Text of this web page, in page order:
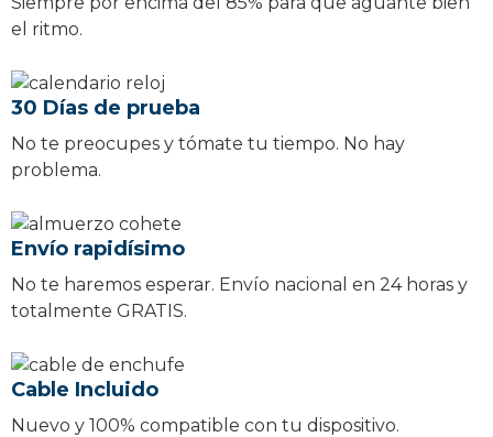
el ritmo.
30 Días de prueba
No te preocupes y tómate tu tiempo. No hay
problema.
Envío rapidísimo
No te haremos esperar. Envío nacional en 24 horas y
totalmente GRATIS.
Cable Incluido
Nuevo y 100% compatible con tu dispositivo.